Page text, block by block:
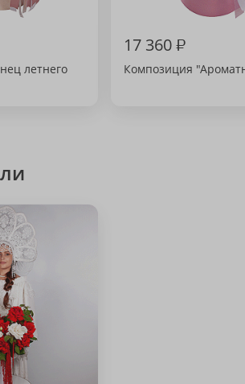
летнего
17 360₽
Композиция